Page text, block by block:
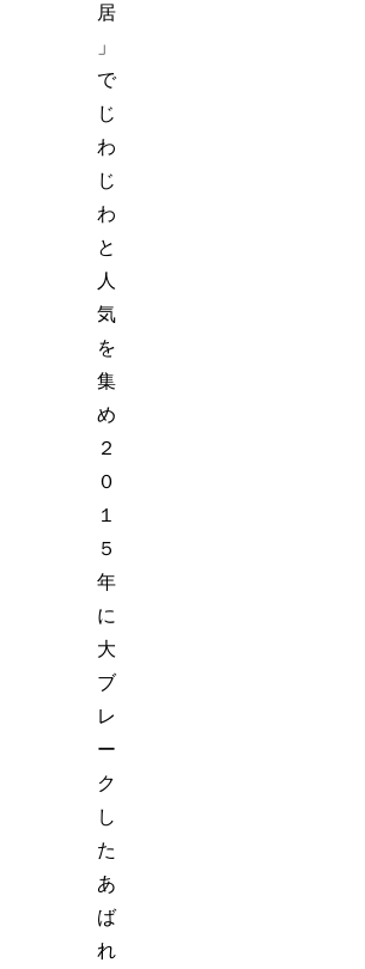
居
」
で
じ
わ
じ
わ
と
人
気
を
集
め
２
０
１
５
年
に
大
ブ
レ
ー
ク
し
た
あ
ば
れ